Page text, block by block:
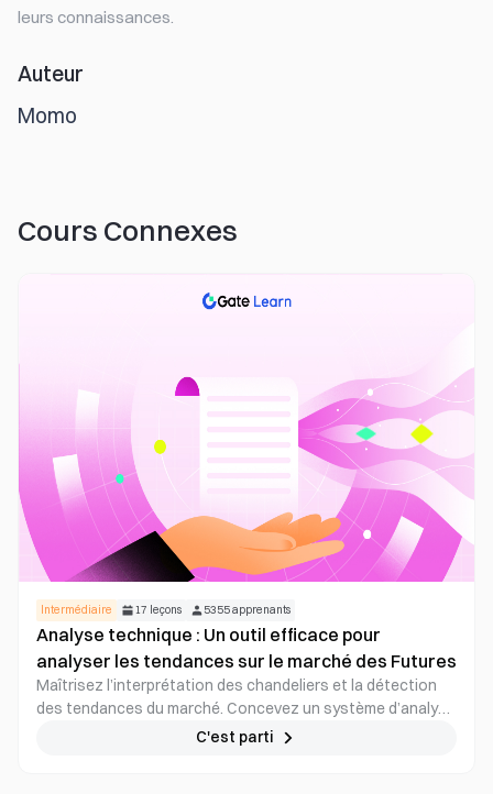
leurs connaissances.
Auteur
Momo
Cours Connexes
Intermédiaire 17 leçons 5355apprenants
Analyse technique : Un outil efficace pour
analyser les tendances sur le marché des Futures
Maîtrisez l’interprétation des chandeliers et la détection
des tendances du marché. Concevez un système d’analyse
technique solide afin de prendre des décisions de trading
C'est parti